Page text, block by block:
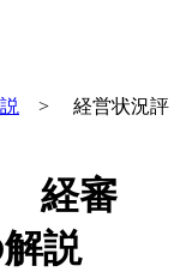
> 経営状況評
経審
説